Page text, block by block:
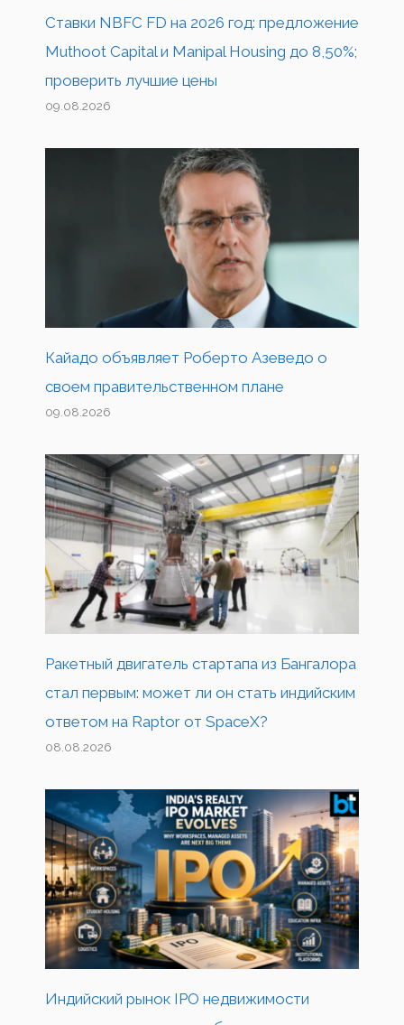
Ставки NBFC FD на 2026 год: предложение
Muthoot Capital и Manipal Housing до 8,50%;
проверить лучшие цены
09.08.2026
Кайадо объявляет Роберто Азеведо о
своем правительственном плане
09.08.2026
Ракетный двигатель стартапа из Бангалора
стал первым: может ли он стать индийским
ответом на Raptor от SpaceX?
08.08.2026
Индийский рынок IPO недвижимости